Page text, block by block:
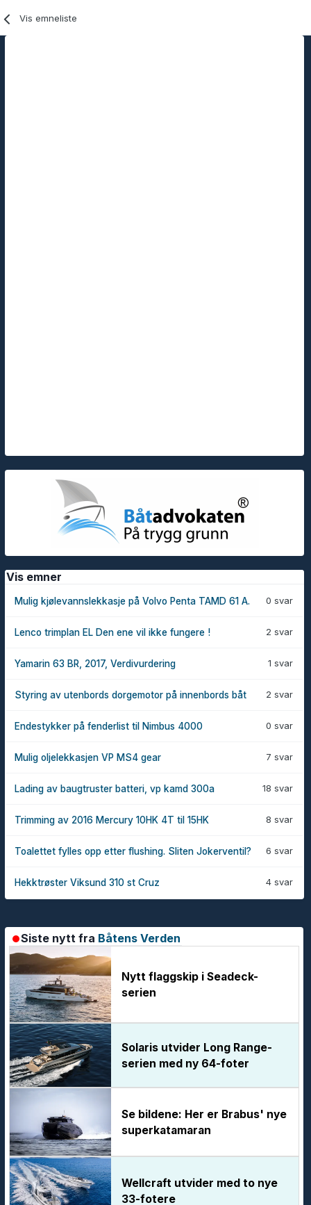
Vis emneliste
Vis emner
0 svar
Mulig kjølevannslekkasje på Volvo Penta TAMD 61 A.
2 svar
Lenco trimplan EL Den ene vil ikke fungere !
1 svar
Yamarin 63 BR, 2017, Verdivurdering
2 svar
Styring av utenbords dorgemotor på innenbords båt
0 svar
Endestykker på fenderlist til Nimbus 4000
7 svar
Mulig oljelekkasjen VP MS4 gear
18 svar
Lading av baugtruster batteri, vp kamd 300a
8 svar
Trimming av 2016 Mercury 10HK 4T til 15HK
6 svar
Toalettet fylles opp etter flushing. Sliten Jokerventil?
4 svar
Hekktrøster Viksund 310 st Cruz
Siste nytt fra Båtens Verden
Nytt flaggskip i Seadeck-
serien
Solaris utvider Long Range-
serien med ny 64-foter
Se bildene: Her er Brabus' nye
superkatamaran
Wellcraft utvider med to nye
33-fotere